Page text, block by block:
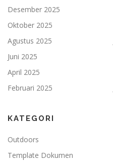
Desember 2025
Oktober 2025
Agustus 2025
Juni 2025
April 2025
Februari 2025
KATEGORI
Outdoors
Template Dokumen